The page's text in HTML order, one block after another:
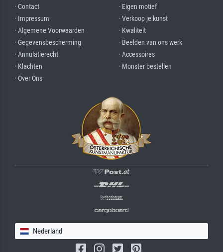
· Contact
· Impressum
· Algemene Voorwaarden
· Gegevensbescherming
· Annulatierecht
· Klachten
· Over Ons
· Eigen motief
· Verkoop je kunst
· Kwaliteit
· Beelden van ons werk
· Accessoires
· Monster bestellen
Nederland